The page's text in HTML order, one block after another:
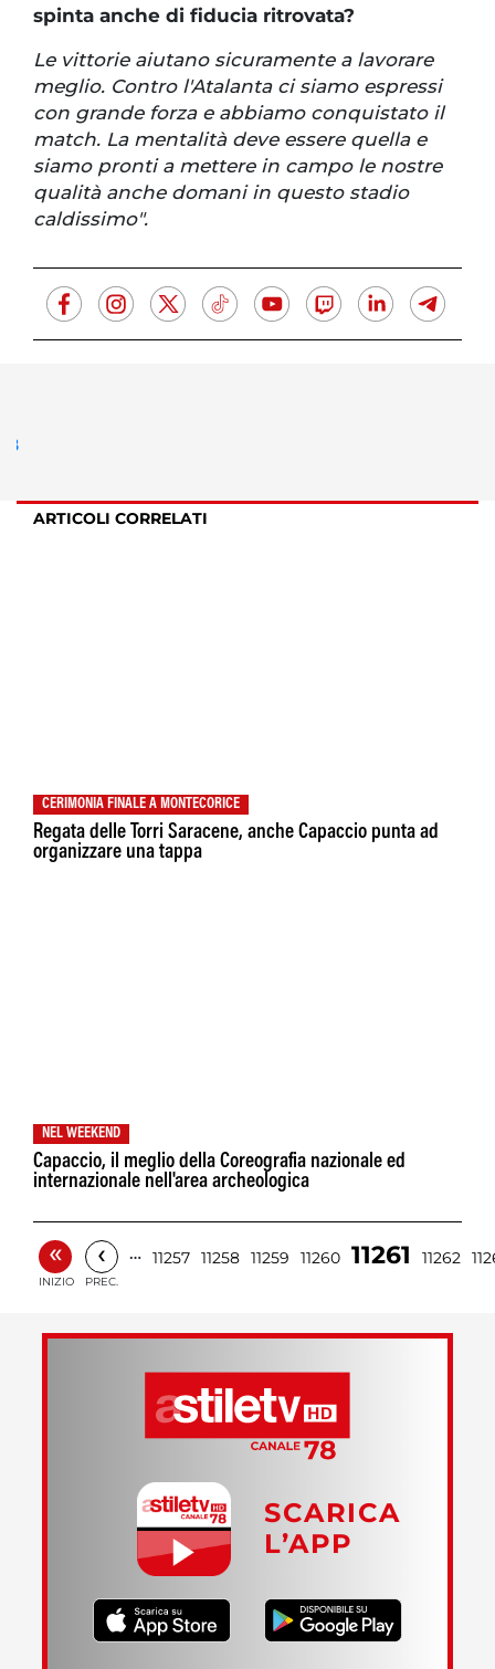
spinta anche di fiducia ritrovata?
Le vittorie aiutano sicuramente a lavorare
meglio. Contro l'Atalanta ci siamo espressi
con grande forza e abbiamo conquistato il
match. La mentalità deve essere quella e
siamo pronti a mettere in campo le nostre
qualità anche domani in questo stadio
caldissimo".
ARTICOLI CORRELATI
CERIMONIA FINALE A MONTECORICE
Regata delle Torri Saracene, anche Capaccio punta ad
organizzare una tappa
NEL WEEKEND
Capaccio, il meglio della Coreografia nazionale ed
internazionale nell'area archeologica
«
INIZIO
‹
PREC.
… 11257 11258 11259 11260 11261 11262
SCARICA
L’APP